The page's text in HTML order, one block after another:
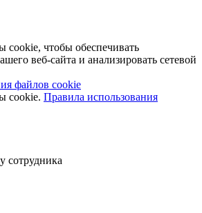
чтобы обеспечивать
веб-сайта и анализировать сетевой
файлов cookie
cookie. Правила использования
сотрудника